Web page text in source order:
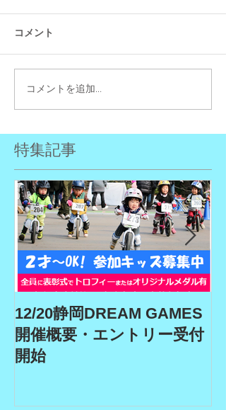
コメント
コメントを追加…
特集記事
12/20静岡DREAM GAMES
開催概要・エントリー受付
開始